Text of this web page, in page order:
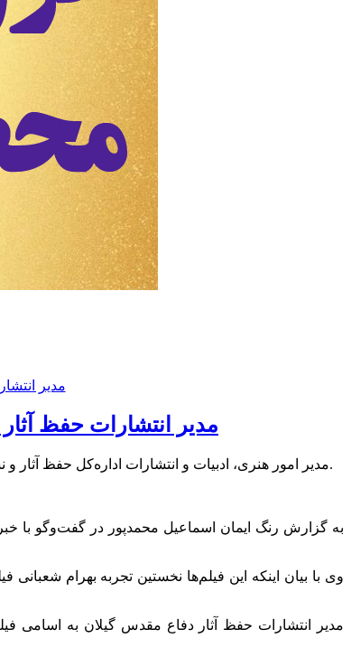
مدیر انتشارات حفظ آثار گیلان: ۸ عنوان فیلم مستند روایتی با موضوع مادران شهدای
مدیر امور هنری، ادبیات و انتشارات اداره‌کل حفظ آثار و نشر ارزش‌‌های دفاع مقدس گیلان گفت: ۸ عنوان فیلم مستند روایتی با موضوع مادران شهدای گیلانی در هفته دفاع مقدس امسال رونمایی می‌شود.
مدیر انتشارات حفظ آثار دفاع مقدس گیلان به اسامی